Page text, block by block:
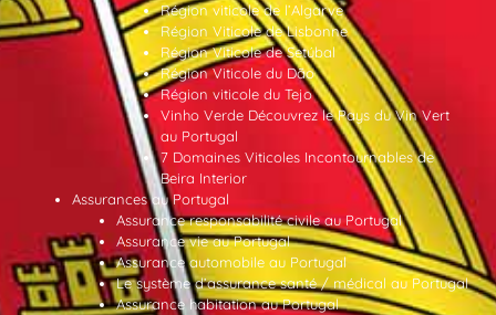
Région viticole de l’Algarve
Région Viticole de Lisbonne
Région Viticole de Setúbal
Région Viticole du Dão
Région viticole du Tejo
Vinho Verde Découvrez le Pays du Vin Vert
au Portugal
7 Domaines Viticoles Incontournables de
Beira Interior
Assurances au Portugal
Assurance responsabilité civile au Portugal
Assurance vie au Portugal
Assurance automobile au Portugal
Le système d’assurance santé / médical au Portugal
Assurance habitation au Portugal